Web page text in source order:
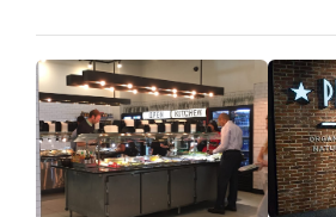
고속버스예요. 버스 여행을 좋아하신다면
보는 것도 좋...